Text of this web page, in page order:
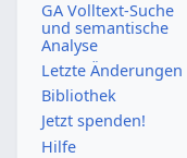
GA Volltext-Suche
und semantische
Analyse
Letzte Änderungen
Bibliothek
Jetzt spenden!
Hilfe